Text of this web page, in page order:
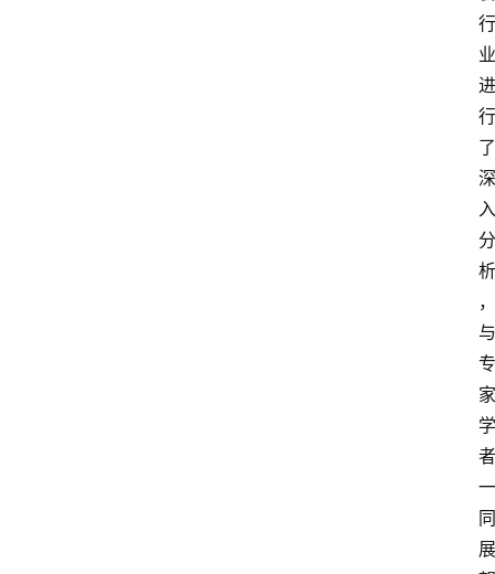
行
业
进
行
了
深
入
分
析
，
与
专
家
学
者
一
同
展